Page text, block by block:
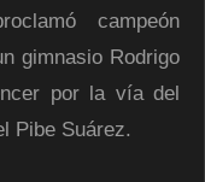
campeón
gimnasio Rodrigo
por la vía del
Pibe Suárez.